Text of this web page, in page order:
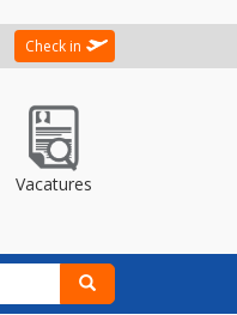
Check in
Vacatures